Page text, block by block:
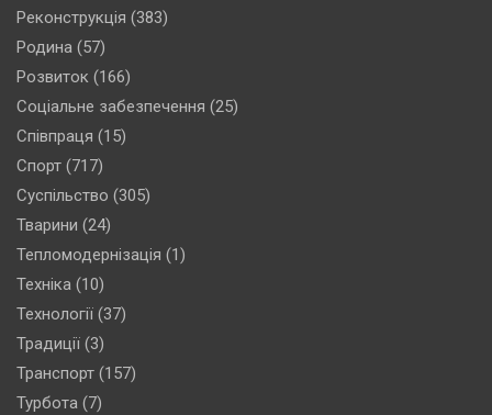
Реконструкція (383)
Родина (57)
Розвиток (166)
Соціальне забезпечення (25)
Співпраця (15)
Спорт (717)
Суспільство (305)
Тварини (24)
Тепломодернізація (1)
Техніка (10)
Технології (37)
Традиції (3)
Транспорт (157)
Турбота (7)